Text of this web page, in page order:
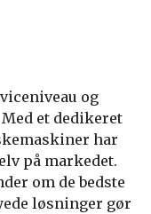
og
et dedikeret
har
på markedet.
om de bedste
løsninger gør